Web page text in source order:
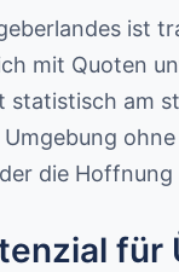
ist
mit Quoten
statistisch am
die